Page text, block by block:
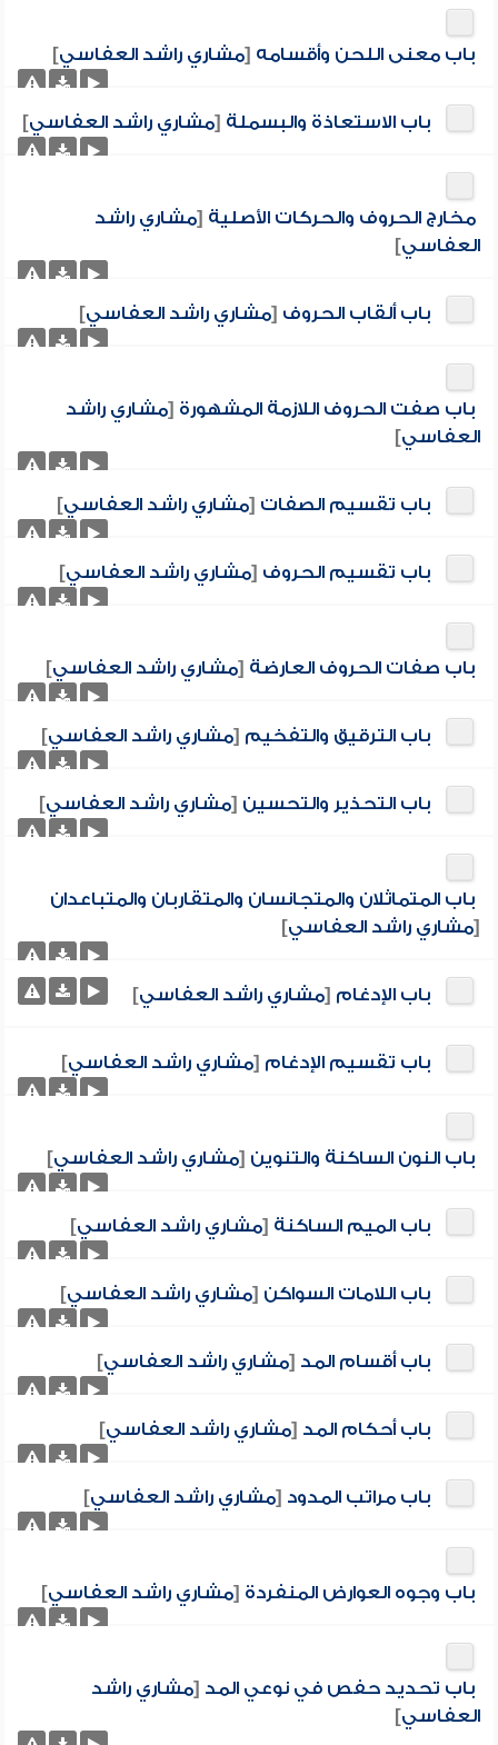
باب معنى اللحن وأقسامه [مشاري راشد العفاسي]
باب الاستعاذة والبسملة [مشاري راشد العفاسي]
مخارج الحروف والحركات الأصلية [مشاري راشد
العفاسي]
باب ألقاب الحروف [مشاري راشد العفاسي]
باب صفت الحروف اللازمة المشهورة [مشاري راشد
العفاسي]
باب تقسيم الصفات [مشاري راشد العفاسي]
باب تقسيم الحروف [مشاري راشد العفاسي]
باب صفات الحروف العارضة [مشاري راشد العفاسي]
باب الترقيق والتفخيم [مشاري راشد العفاسي]
باب التحذير والتحسين [مشاري راشد العفاسي]
باب المتماثلان والمتجانسان والمتقاربان والمتباعدان
[مشاري راشد العفاسي]
باب الإدغام [مشاري راشد العفاسي]
باب تقسيم الإدغام [مشاري راشد العفاسي]
باب النون الساكنة والتنوين [مشاري راشد العفاسي]
باب الميم الساكنة [مشاري راشد العفاسي]
باب اللامات السواكن [مشاري راشد العفاسي]
باب أقسام المد [مشاري راشد العفاسي]
باب أحكام المد [مشاري راشد العفاسي]
باب مراتب المدود [مشاري راشد العفاسي]
باب وجوه العوارض المنفردة [مشاري راشد العفاسي]
باب تحديد حفص في نوعي المد [مشاري راشد
العفاسي]